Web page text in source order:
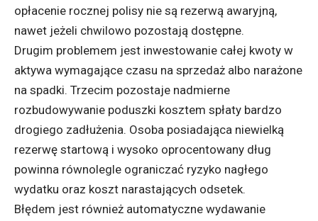
opłacenie rocznej polisy nie są rezerwą awaryjną,
nawet jeżeli chwilowo pozostają dostępne.
Drugim problemem jest inwestowanie całej kwoty w
aktywa wymagające czasu na sprzedaż albo narażone
na spadki. Trzecim pozostaje nadmierne
rozbudowywanie poduszki kosztem spłaty bardzo
drogiego zadłużenia. Osoba posiadająca niewielką
rezerwę startową i wysoko oprocentowany dług
powinna równolegle ograniczać ryzyko nagłego
wydatku oraz koszt narastających odsetek.
Błędem jest również automatyczne wydawanie